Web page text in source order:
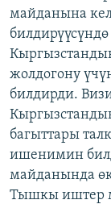
АЗАТТЫК+
ЫҢГАЙСЫЗ
ЭЕ/АРнун
майданына
жолдогону
билдирди.
багыттары
ишенимин
майданында
Тышкы иштер